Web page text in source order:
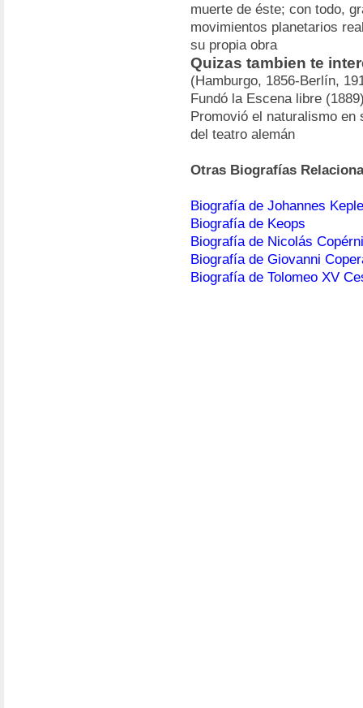
muerte de éste; con todo,
movimientos planetarios
su propia obra
Quizas tambien te
(Hamburgo, 1856-Berlín,
Fundó la Escena libre
Promovió el naturalismo
del teatro alemán
Otras Biografías
Biografía de Johannes
Biografía de Keops
Biografía de Nicolás
Biografía de Giovanni
Biografía de Tolomeo XV